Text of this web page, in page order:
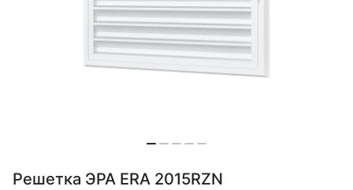
Решетка ЭРА ERA 2015RZN